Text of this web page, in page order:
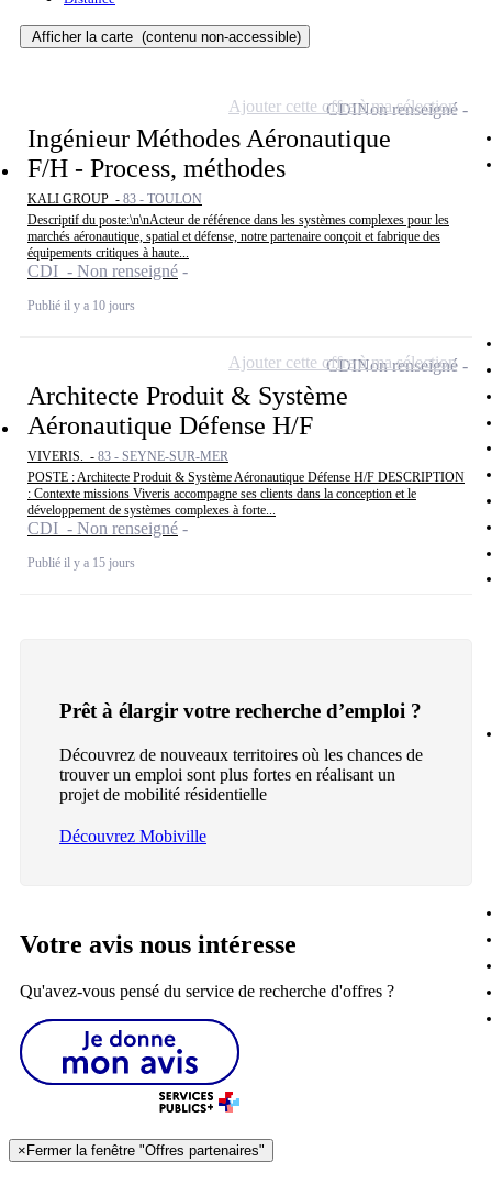
Afficher la carte (contenu non-accessible)
Ingénieur Méthodes Aéronautique
F/H - Process, méthodes
KALI GROUP - 83 - TOULON
Descriptif du poste:\n\nActeur de référence dans les systèmes complexes pour les
marchés aéronautique, spatial et défense, notre partenaire conçoit et fabrique des
équipements critiques à haute...
CDI - Non renseigné
Publié il y a 10 jours
CDINon renseigné
Ajouter cette offre à ma sélection
Architecte Produit & Système
Aéronautique Défense H/F
VIVERIS. - 83 - SEYNE-SUR-MER
POSTE : Architecte Produit & Système Aéronautique Défense H/F DESCRIPTION
: Contexte missions Viveris accompagne ses clients dans la conception et le
développement de systèmes complexes à forte...
CDI - Non renseigné
Publié il y a 15 jours
CDINon renseigné
Ajouter cette offre à ma sélection
Prêt à élargir votre recherche d’emploi ?
Découvrez de nouveaux territoires où les chances de
trouver un emploi sont plus fortes en réalisant un
projet de mobilité résidentielle
Découvrez Mobiville
Votre avis nous intéresse
Qu'avez-vous pensé du service de recherche d'offres ?
× Fermer la fenêtre "Offres partenaires"